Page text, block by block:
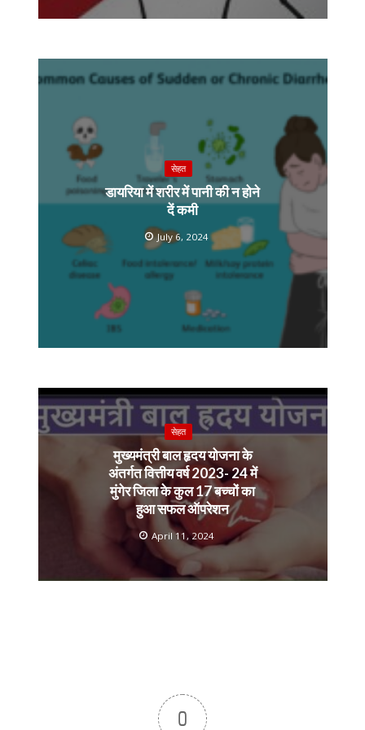
सेहत
डायरिया में शरीर में पानी की न होने
दें कमी
July 6, 2024
सेहत
मुख्यमंत्री बाल हृदय योजना के
अंतर्गत वित्तीय वर्ष 2023- 24 में
मुंगेर जिला के कुल 17 बच्चों का
हुआ सफल ऑपरेशन
April 11, 2024
0